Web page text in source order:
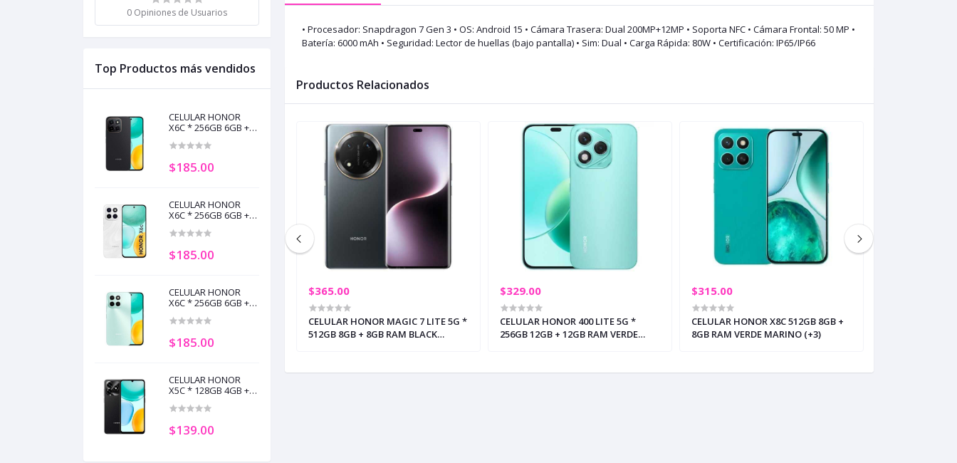
0 Opiniones de Usuarios
Top Productos más vendidos
CELULAR HONOR
X6C * 256GB 6GB +
MEDIANOCHE (+5)
$185.00
CELULAR HONOR
X6C * 256GB 6GB +
LUNAR (+5)
$185.00
CELULAR HONOR
X6C * 256GB 6GB +
(+5)
$185.00
CELULAR HONOR
X5C * 128GB 4GB +
MEDIANOCHE (+5)
$139.00
• Procesador: Snapdragon 7 Gen 3 • OS: Android 15 • Cámara Trasera: Dual 200MP+12MP • Soporta NFC • Cámara Frontal: 50 MP •
Batería: 6000 mAh • Seguridad: Lector de huellas (bajo pantalla) • Sim: Dual • Carga Rápida: 80W • Certificación: IP65/IP66
Productos Relacionados
$339.00
CELULAR HONOR X8d * 512GB 8GB +
8GB RAM AZUL LUMINOSO (+3)
$365.00
CELULAR HONOR MAGIC 7 LITE 5G *
512GB 8GB + 8GB RAM BLACK
$329.00
CELULAR HONOR 400 LITE 5G *
256GB 12GB + 12GB RAM VERDE
$315.00
CELULAR HONOR X8C 512GB 8GB +
8GB RAM VERDE MARINO (+3)